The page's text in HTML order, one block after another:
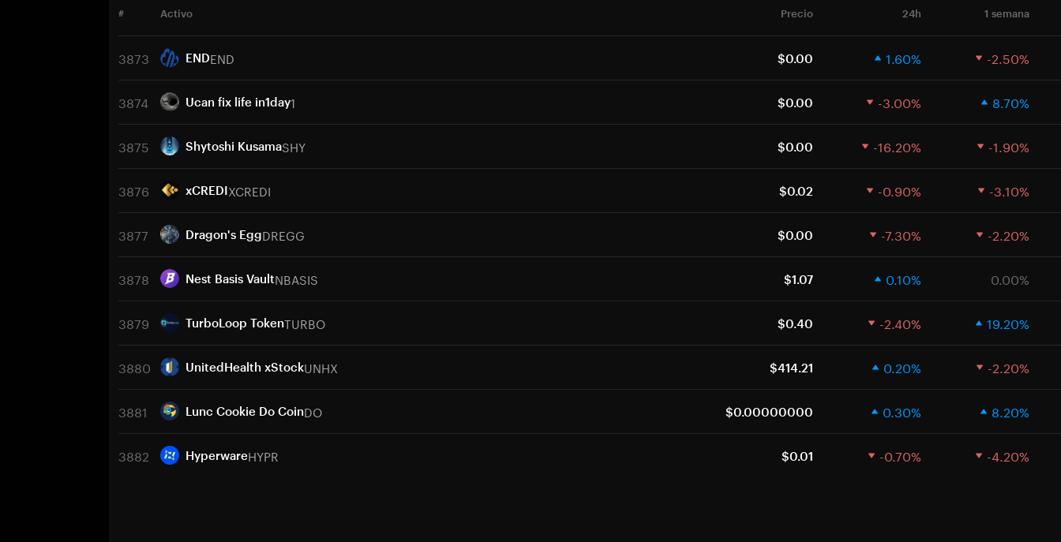
# Activo Precio 24h 1 semana
3873 ENDEND $0.00 1.60% -2.50%
3874 Ucan fix life in1day1 $0.00 -3.00% 8.70%
3875 Shytoshi KusamaSHY $0.00 -16.20% -1.90%
3876 xCREDIXCREDI $0.02 -0.90% -3.10%
3877 Dragon's EggDREGG $0.00 -7.30% -2.20%
3878 Nest Basis VaultNBASIS $1.07 0.10% 0.00%
3879 TurboLoop TokenTURBO $0.40 -2.40% 19.20%
3880 UnitedHealth xStockUNHX $414.21 0.20% -2.20%
3881 Lunc Cookie Do CoinDO $0.00000000 0.30% 8.20%
3882 HyperwareHYPR $0.01 -0.70% -4.20%